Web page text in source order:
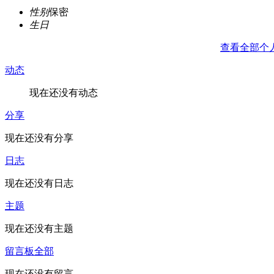
性别保密
生日
查看全部个
动态
现在还没有动态
分享
现在还没有分享
日志
现在还没有日志
主题
现在还没有主题
留言板全部